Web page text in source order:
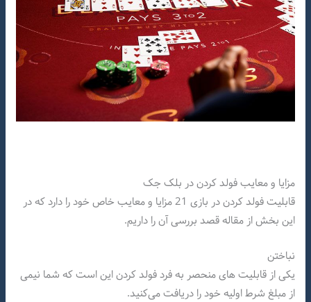
مزایا و معایب فولد کردن در بلک جک
قابلیت فولد کردن در بازی 21 مزایا و معایب خاص خود را دارد که در
این بخش از مقاله قصد بررسی آن را داریم.
نباختن
یکی از قابلیت های منحصر به فرد فولد کردن این است که شما نیمی
از مبلغ شرط اولیه خود را دریافت می‌کنید.